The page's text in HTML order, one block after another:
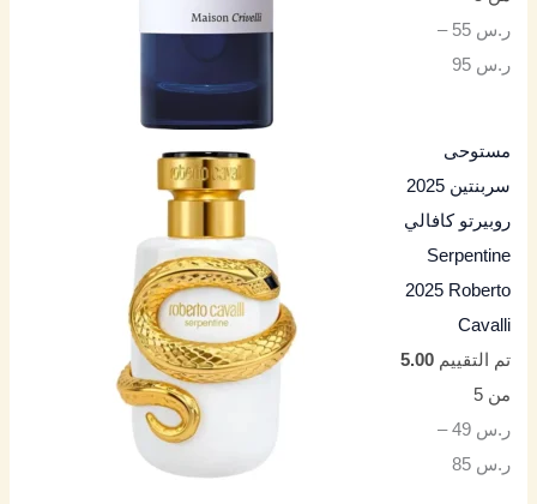
ر.س 55
–
ر.س 95
مستوحى
سربنتين 2025
روبيرتو كافالي
Serpentine
2025 Roberto
Cavalli
تم التقييم5.00
من 5
ر.س 49
–
ر.س 85